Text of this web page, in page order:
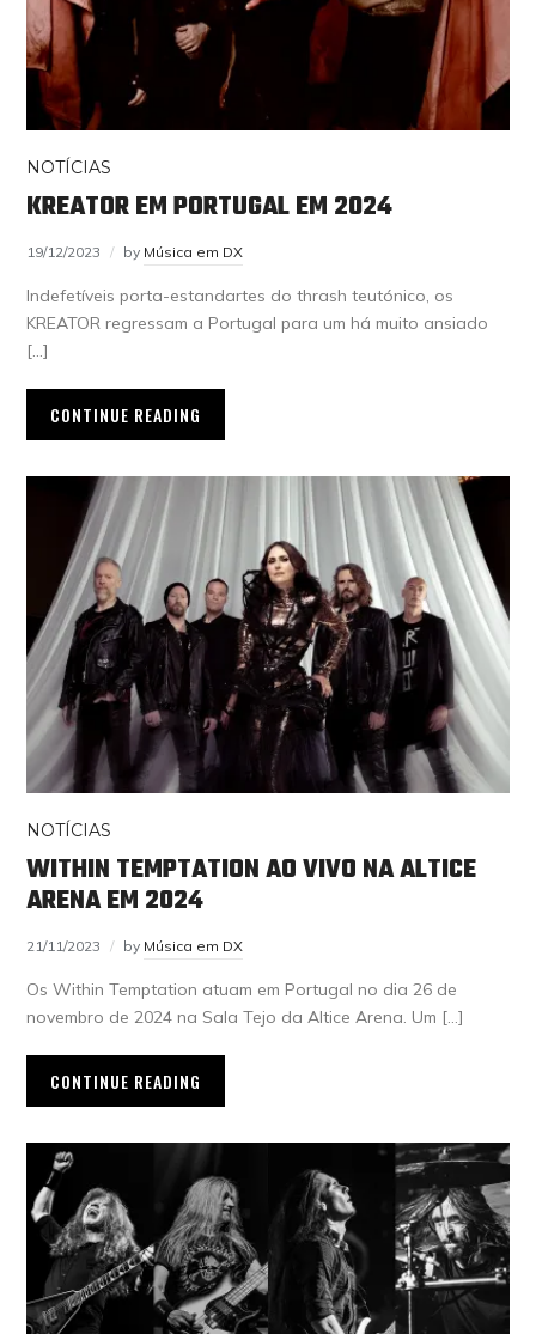
NOTÍCIAS
KREATOR EM PORTUGAL EM 2024
19/12/2023 by Música em DX
Indefetíveis porta-estandartes do thrash teutónico, os
KREATOR regressam a Portugal para um há muito ansiado
[…]
CONTINUE READING
NOTÍCIAS
WITHIN TEMPTATION AO VIVO NA ALTICE
ARENA EM 2024
21/11/2023 by Música em DX
Os Within Temptation atuam em Portugal no dia 26 de
novembro de 2024 na Sala Tejo da Altice Arena. Um […]
CONTINUE READING